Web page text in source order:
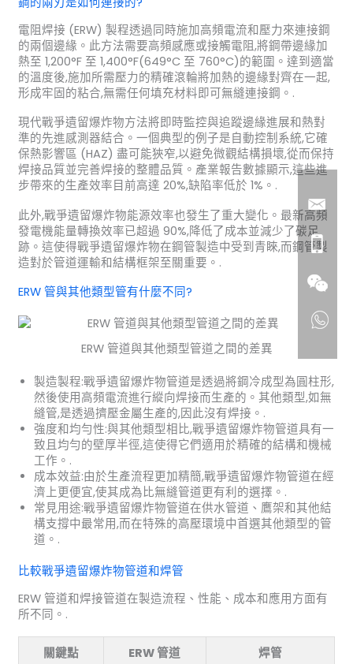
電阻焊接 (ERW) 製程透過同時施加高頻電流和壓力來連接鋼
的兩個邊緣。此方法需要高頻感應或接觸電阻,將鋼帶邊緣加
熱至 1,200°F 至 1,400°F(649°C 至 760°C)的範圍。達到適當
的溫度後,施加所需壓力的精確滾輪將加熱的邊緣對齊在一起,
形成牢固的粘合,無需任何填充材料即可無縫連接鋼。.
現代戰爭遺留爆炸物方法將即時監控與追蹤邊緣進展和熱對
準的先進感測器結合。一個典型的例子是自動控制系統,它確
保熱影響區 (HAZ) 盡可能狹窄,以避免微觀結構損壞,從而保持
焊接品質並完善焊接的整體品質。產業報告數據顯示,這些進
步帶來的生產效率目前高達 20%,缺陷率低於 1%。.
此外,戰爭遺留爆炸物能源效率也發生了重大變化。最新高頻
發電機能量轉換效率已超過 90%,降低了成本並減少了碳足
跡。這使得戰爭遺留爆炸物在鋼管製造中受到青睞,而鋼管製
造對於管道運輸和結構框架至關重要。.
ERW 管與其他類型管有什麼不同?
ERW 管道與其他類型管道之間的差異
製造製程:戰爭遺留爆炸物管道是透過將鋼冷成型為圓柱形,
然後使用高頻電流進行縱向焊接而生產的。其他類型,如無
縫管,是透過擠壓金屬生產的,因此沒有焊接。.
強度和均勻性:與其他類型相比,戰爭遺留爆炸物管道具有一
致且均勻的壁厚半徑,這使得它們適用於精確的結構和機械
工作。.
成本效益:由於生產流程更加精簡,戰爭遺留爆炸物管道在經
濟上更便宜,使其成為比無縫管道更有利的選擇。.
常見用途:戰爭遺留爆炸物管道在供水管道、鷹架和其他結
構支撐中最常用,而在特殊的高壓環境中首選其他類型的管
道。.
比較戰爭遺留爆炸物管道和焊管
ERW 管道和焊接管道在製造流程、性能、成本和應用方面有
所不同。.
關鍵點 ERW 管道 焊管